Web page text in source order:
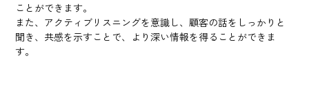
ことができます。
また、アクティブリスニングを意識し、顧客の話をしっかりと
聞き、共感を示すことで、より深い情報を得ることができま
す。